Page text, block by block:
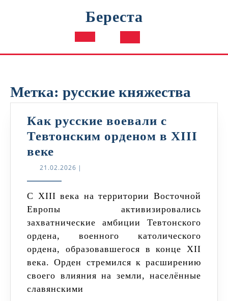
Береста
Кнопка
Метка: русские княжества
Как русские воевали с
Тевтонским орденом в XIII
веке
русские
воевали
с
Тевтонским
орденом
в
XIII
веке
21.02.2026 21.02.2026
|
С XIII века на территории Восточной
Европы активизировались
захватнические амбиции Тевтонского
ордена, военного католического
ордена, образовавшегося в конце XII
века. Орден стремился к расширению
своего влияния на земли, населённые
славянскими